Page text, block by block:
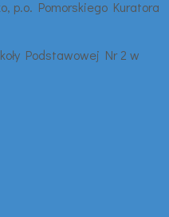
p.o. Pomorskiego Kuratora
Podstawowej Nr 2 w